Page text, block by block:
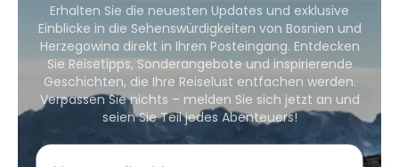
Erhalten Sie die neuesten Updates und exklusive
Einblicke in die Sehenswürdigkeiten von Bosnien und
Herzegowina direkt in Ihren Posteingang. Entdecken
Sie Reisetipps, Sonderangebote und inspirierende
Geschichten, die Ihre Reiselust entfachen werden.
Verpassen Sie nichts – melden Sie sich jetzt an und
seien Sie Teil jedes Abenteuers!